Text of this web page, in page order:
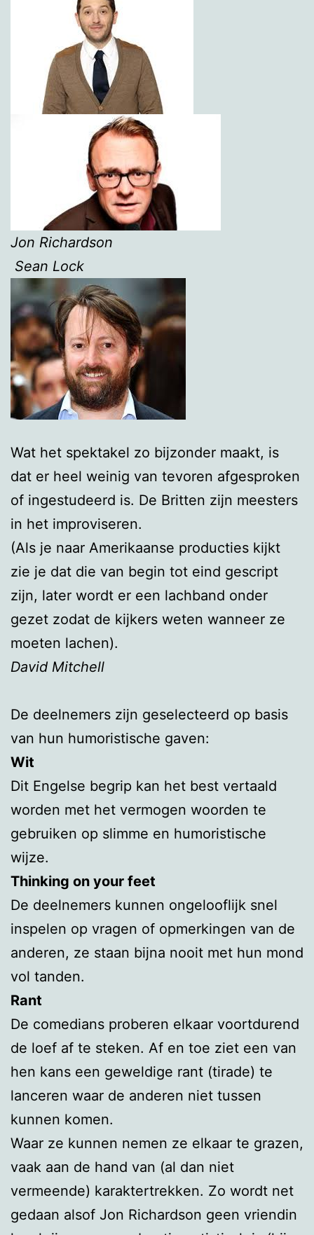
Jon Richardson
Sean Lock
Wat het spektakel zo bijzonder maakt, is
dat er heel weinig van tevoren afgesproken
of ingestudeerd is. De Britten zijn meesters
in het improviseren.
(Als je naar Amerikaanse producties kijkt
zie je dat die van begin tot eind gescript
zijn, later wordt er een lachband onder
gezet zodat de kijkers weten wanneer ze
moeten lachen).
David Mitchell
De deelnemers zijn geselecteerd op basis
van hun humoristische gaven:
Wit
Dit Engelse begrip kan het best vertaald
worden met het vermogen woorden te
gebruiken op slimme en humoristische
wijze.
Thinking on your feet
De deelnemers kunnen ongelooflijk snel
inspelen op vragen of opmerkingen van de
anderen, ze staan bijna nooit met hun mond
vol tanden.
Rant
De comedians proberen elkaar voortdurend
de loef af te steken. Af en toe ziet een van
hen kans een geweldige rant (tirade) te
lanceren waar de anderen niet tussen
kunnen komen.
Waar ze kunnen nemen ze elkaar te grazen,
vaak aan de hand van (al dan niet
vermeende) karaktertrekken. Zo wordt net
gedaan alsof Jon Richardson geen vriendin